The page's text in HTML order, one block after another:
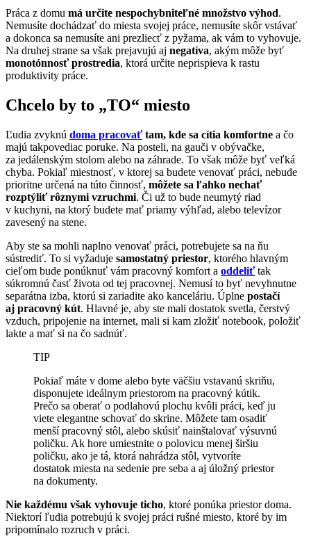
Práca z domu má určite nespochybniteľné množstvo výhod.
Nemusíte dochádzať do miesta svojej práce, nemusíte skôr vstávať
a dokonca sa nemusíte ani prezliecť z pyžama, ak vám to vyhovuje.
Na druhej strane sa však prejavujú aj negatíva, akým môže byť
monotónnosť prostredia, ktorá určite neprispieva k rastu
produktivity práce.
Chcelo by to „TO“ miesto
Ľudia zvyknú doma pracovaťtam, kde sa cítia komfortne a čo
majú takpovediac poruke. Na posteli, na gauči v obývačke,
za jedálenským stolom alebo na záhrade. To však môže byť veľká
chyba. Pokiaľ miestnosť, v ktorej sa budete venovať práci, nebude
prioritne určená na túto činnosť, môžete sa ľahko nechať
rozptýliť rôznymi vzruchmi. Či už to bude neumytý riad
v kuchyni, na ktorý budete mať priamy výhľad, alebo televízor
zavesený na stene.
Aby ste sa mohli naplno venovať práci, potrebujete sa na ňu
sústrediť. To si vyžaduje samostatný priestor, ktorého hlavným
cieľom bude ponúknuť vám pracovný komfort a oddeliťtak
súkromnú časť života od tej pracovnej. Nemusí to byť nevyhnutne
separátna izba, ktorú si zariadite ako kanceláriu. Úplne postačí
aj pracovný kút. Hlavné je, aby ste mali dostatok svetla, čerstvý
vzduch, pripojenie na internet, mali si kam zložiť notebook, položiť
lakte a mať si na čo sadnúť.
TIP
Pokiaľ máte v dome alebo byte väčšiu vstavanú skriňu,
disponujete ideálnym priestorom na pracovný kútik.
Prečo sa oberať o podlahovú plochu kvôli práci, keď ju
viete elegantne schovať do skrine. Môžete tam osadiť
menší pracovný stôl, alebo skúsiť nainštalovať výsuvnú
poličku. Ak hore umiestnite o polovicu menej širšiu
poličku, ako je tá, ktorá nahrádza stôl, vytvoríte
dostatok miesta na sedenie pre seba a aj úložný priestor
na dokumenty.
Nie každému však vyhovuje ticho, ktoré ponúka priestor doma.
Niektorí ľudia potrebujú k svojej práci rušné miesto, ktoré by im
pripomínalo rozruch v práci.